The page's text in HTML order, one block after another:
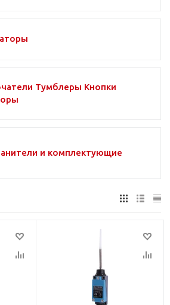
Тумблеры Кнопки
и комплектующие